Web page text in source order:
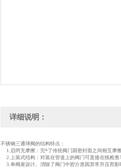
详细说明：
不锈钢三通球阀的结构特点：
1.启闭无摩擦：完*了传统阀门因密封面之间相互摩
2.上装式结构：对装在管道上的阀门可直接在线检查
3.单阀座设计。消除了阀门中腔介质因异常升压而影